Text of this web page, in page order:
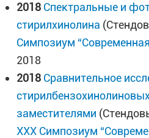
2018 Спектральные и
стирилхинолина
Симпозиум
2018
2018 Сравнительное
заместителями
XXX Симпозиум